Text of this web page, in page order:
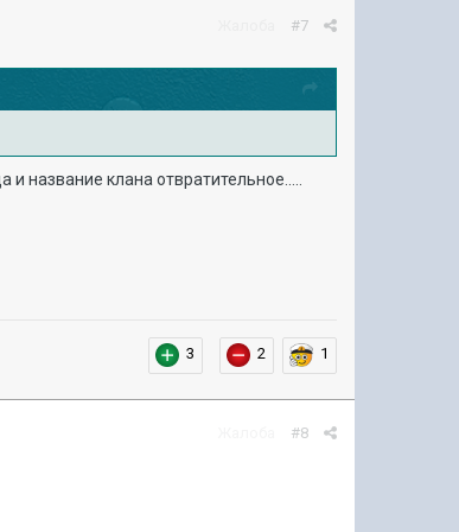
#7
название клана отвратительное.....
3 2 1
#8